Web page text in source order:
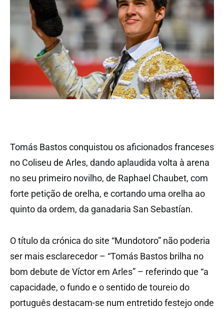
Tomás Bastos conquistou os aficionados franceses
no Coliseu de Arles, dando aplaudida volta à arena
no seu primeiro novilho, de Raphael Chaubet, com
forte petição de orelha, e cortando uma orelha ao
quinto da ordem, da ganadaria San Sebastían.
O título da crónica do site “Mundotoro” não poderia
ser mais esclarecedor – “Tomás Bastos brilha no
bom debute de Víctor em Arles” – referindo que “a
capacidade, o fundo e o sentido de toureio do
português destacam-se num entretido festejo onde